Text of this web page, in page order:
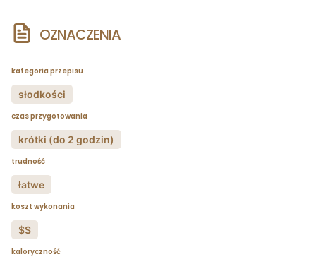
OZNACZENIA
kategoria przepisu
słodkości
czas przygotowania
krótki (do 2 godzin)
trudność
łatwe
koszt wykonania
$$
kaloryczność